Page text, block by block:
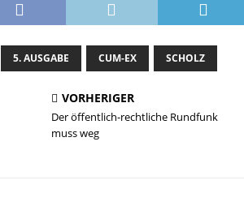
5. AUSGABE CUM-EX SCHOLZ
VORHERIGER
Der öffentlich-rechtliche Rundfunk
muss weg